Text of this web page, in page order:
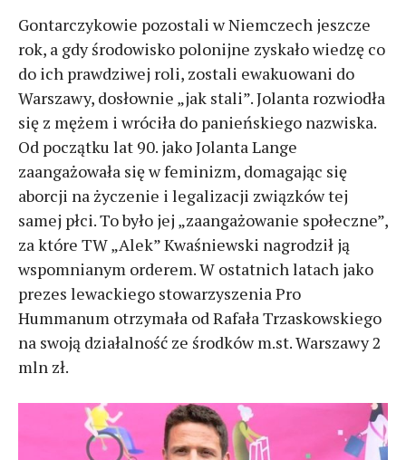
Gontarczykowie pozostali w Niemczech jeszcze
rok, a gdy środowisko polonijne zyskało wiedzę co
do ich prawdziwej roli, zostali ewakuowani do
Warszawy, dosłownie „jak stali”. Jolanta rozwiodła
się z mężem i wróciła do panieńskiego nazwiska.
Od początku lat 90. jako Jolanta Lange
zaangażowała się w feminizm, domagając się
aborcji na życzenie i legalizacji związków tej
samej płci. To było jej „zaangażowanie społeczne”,
za które TW „Alek” Kwaśniewski nagrodził ją
wspomnianym orderem. W ostatnich latach jako
prezes lewackiego stowarzyszenia Pro
Hummanum otrzymała od Rafała Trzaskowskiego
na swoją działalność ze środków m.st. Warszawy 2
mln zł.